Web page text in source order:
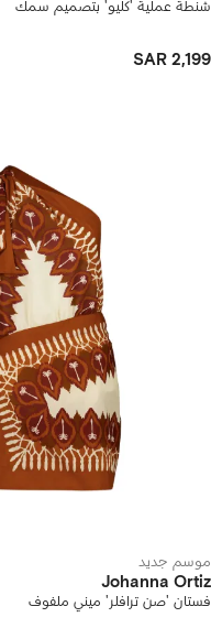
شنطة عملية 'كليو' بتصميم سمك
SAR 2,199
موسم جديد
Johanna Ortiz
فستان 'صن ترافلر' ميني ملفوف